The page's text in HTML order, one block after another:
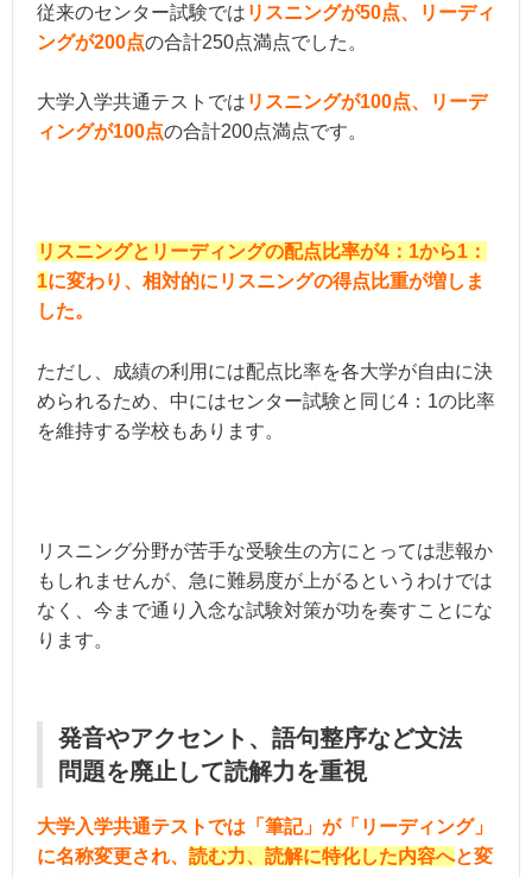
従来のセンター試験では リスニングが50点、リーディ
ングが200点の合計250点満点でした。
大学入学共通テストでは リスニングが100点、リーデ
ィングが100点の合計200点満点です。
リスニングとリーディングの配点比率が4：1から1：
1に変わり、相対的にリスニングの得点比重が増しま
した。
ただし、成績の利用には配点比率を各大学が自由に決
められるため、中にはセンター試験と同じ4：1の比率
を維持する学校もあります。
リスニング分野が苦手な受験生の方にとっては悲報か
もしれませんが、急に難易度が上がるというわけでは
なく、今まで通り入念な試験対策が功を奏すことにな
ります。
発音やアクセント、語句整序など文法
問題を廃止して読解力を重視
大学入学共通テストでは「筆記」が「リーディング」
に名称変更され、 読む力、読解に特化した内容へと変